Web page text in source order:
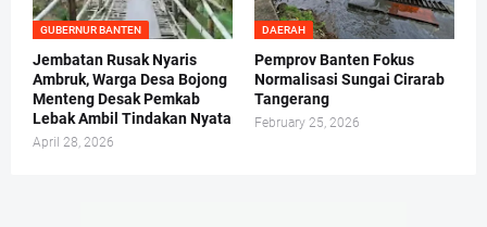
GUBERNUR BANTEN
Jembatan Rusak Nyaris
Ambruk, Warga Desa Bojong
Menteng Desak Pemkab
Lebak Ambil Tindakan Nyata
April 28, 2026
DAERAH
Pemprov Banten Fokus
Normalisasi Sungai Cirarab
Tangerang
February 25, 2026